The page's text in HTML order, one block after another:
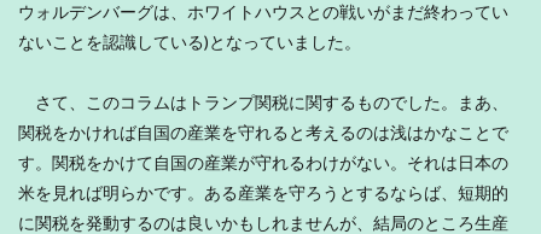
ウォルデンバーグは、ホワイトハウスとの戦いがまだ終わってい
ないことを認識している)となっていました。
さて、このコラムはトランプ関税に関するものでした。まあ、
関税をかければ自国の産業を守れると考えるのは浅はかなことで
す。関税をかけて自国の産業が守れるわけがない。それは日本の
米を見れば明らかです。ある産業を守ろうとするならば、短期的
に関税を発動するのは良いかもしれませんが、結局のところ生産